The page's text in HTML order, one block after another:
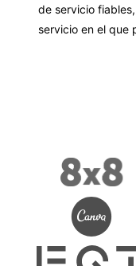
de servicio
servicio en el que